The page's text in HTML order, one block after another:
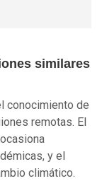
similares
conocimiento de
remotas. El
y el
climático.